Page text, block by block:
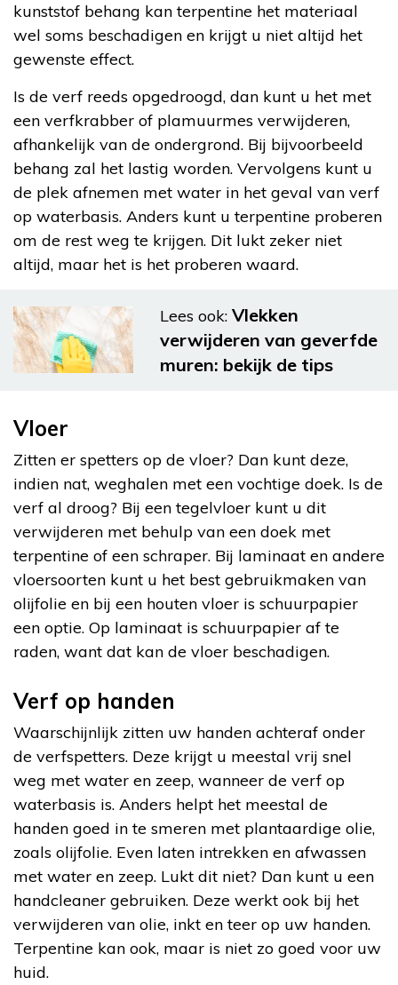
kunststof behang kan terpentine het materiaal
wel soms beschadigen en krijgt u niet altijd het
gewenste effect.
Is de verf reeds opgedroogd, dan kunt u het met
een verfkrabber of plamuurmes verwijderen,
afhankelijk van de ondergrond. Bij bijvoorbeeld
behang zal het lastig worden. Vervolgens kunt u
de plek afnemen met water in het geval van verf
op waterbasis. Anders kunt u terpentine proberen
om de rest weg te krijgen. Dit lukt zeker niet
altijd, maar het is het proberen waard.
Lees ook: Vlekken
verwijderen van geverfde
muren: bekijk de tips
Vloer
Zitten er spetters op de vloer? Dan kunt deze,
indien nat, weghalen met een vochtige doek. Is de
verf al droog? Bij een tegelvloer kunt u dit
verwijderen met behulp van een doek met
terpentine of een schraper. Bij laminaat en andere
vloersoorten kunt u het best gebruikmaken van
olijfolie en bij een houten vloer is schuurpapier
een optie. Op laminaat is schuurpapier af te
raden, want dat kan de vloer beschadigen.
Verf op handen
Waarschijnlijk zitten uw handen achteraf onder
de verfspetters. Deze krijgt u meestal vrij snel
weg met water en zeep, wanneer de verf op
waterbasis is. Anders helpt het meestal de
handen goed in te smeren met plantaardige olie,
zoals olijfolie. Even laten intrekken en afwassen
met water en zeep. Lukt dit niet? Dan kunt u een
handcleaner gebruiken. Deze werkt ook bij het
verwijderen van olie, inkt en teer op uw handen.
Terpentine kan ook, maar is niet zo goed voor uw
huid.